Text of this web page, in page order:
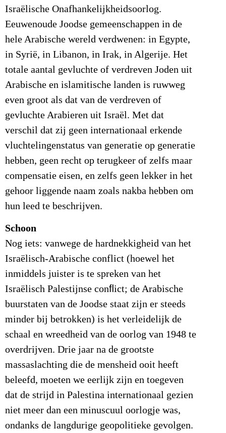
Israëlische Onafhankelijkheidsoorlog.
Eeuwenoude Joodse gemeenschappen in de
hele Arabische wereld verdwenen: in Egypte,
in Syrië, in Libanon, in Irak, in Algerije. Het
totale aantal gevluchte of verdreven Joden uit
Arabische en islamitische landen is ruwweg
even groot als dat van de verdreven of
gevluchte Arabieren uit Israël. Met dat
verschil dat zij geen internationaal erkende
vluchtelingenstatus van generatie op generatie
hebben, geen recht op terugkeer of zelfs maar
compensatie eisen, en zelfs geen lekker in het
gehoor liggende naam zoals nakba hebben om
hun leed te beschrijven.
Schoon
Nog iets: vanwege de hardnekkigheid van het
Israëlisch-Arabische conflict (hoewel het
inmiddels juister is te spreken van het
Israëlisch Palestijnse conﬂict; de Arabische
buurstaten van de Joodse staat zijn er steeds
minder bij betrokken) is het verleidelijk de
schaal en wreedheid van de oorlog van 1948 te
overdrijven. Drie jaar na de grootste
massaslachting die de mensheid ooit heeft
beleefd, moeten we eerlijk zijn en toegeven
dat de strijd in Palestina internationaal gezien
niet meer dan een minuscuul oorlogje was,
ondanks de langdurige geopolitieke gevolgen.